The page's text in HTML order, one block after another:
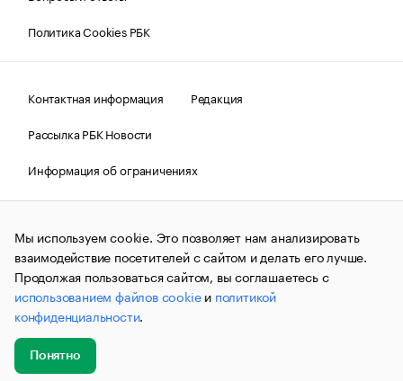
Политика Cookies РБК
Контактная информация
Редакция
Рассылка РБК Новости
Информация об ограничениях
Правовая информация
О соблюдении авторских прав
© АО «РОСБИЗНЕСКОНСАЛТИНГ»,1995–2026.Сообщения
и материалы информационного агентства «РБК»
(зарегистрировано Федеральной службой по надзору в сфере
связи, информационных технологий и массовых
коммуникаций (Роскомнадзор) 09.12.2015 за номером ИА
№ФС77-63848) сопровождаются пометкой «РБК». Отдельные
публикации могут содержать информацию,
не предназначенную для пользователей
до 18 лет.
Мы используем cookie. Это позволяет нам анализировать
взаимодействие посетителей с сайтом и делать его лучше.
Продолжая пользоваться сайтом, вы соглашаетесь с
использованием файлов cookieи политикой
конфиденциальности.
Понятно